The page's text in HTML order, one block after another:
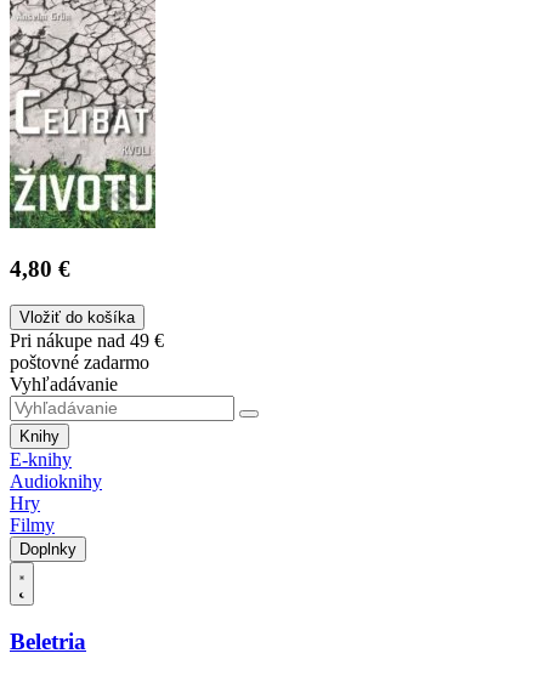
4,80 €
Vložiť do košíka
Pri nákupe nad 49 €
poštovné zadarmo
Vyhľadávanie
Knihy
E-knihy
Audioknihy
Hry
Filmy
Doplnky
Beletria